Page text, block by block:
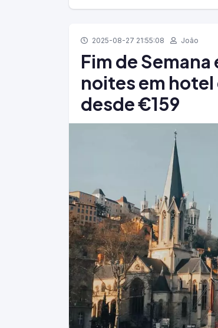
2025-08-27 21:55:08 João
Fim de
noites em hotel
desde €159